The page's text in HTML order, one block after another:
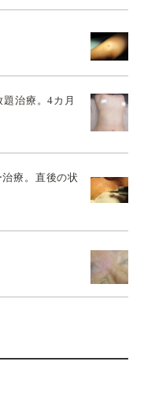
治療。4カ月
療。直後の状